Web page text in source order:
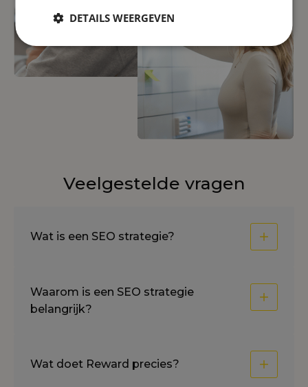
Veelgestelde vragen
Wat is een SEO strategie?
Waarom is een SEO strategie
belangrijk?
Wat doet Reward precies?
DETAILS WEERGEVEN